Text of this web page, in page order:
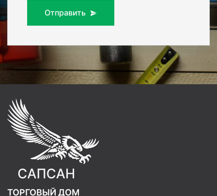
Отправить
ТОРГОВЫЙ ДОМ